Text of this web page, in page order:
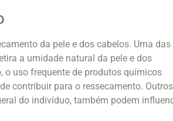
da pele e dos cabelos. Uma das
a umidade natural da pele e dos
o uso frequente de produtos químicos
contribuir para o ressecamento. Outros
do indivíduo, também podem